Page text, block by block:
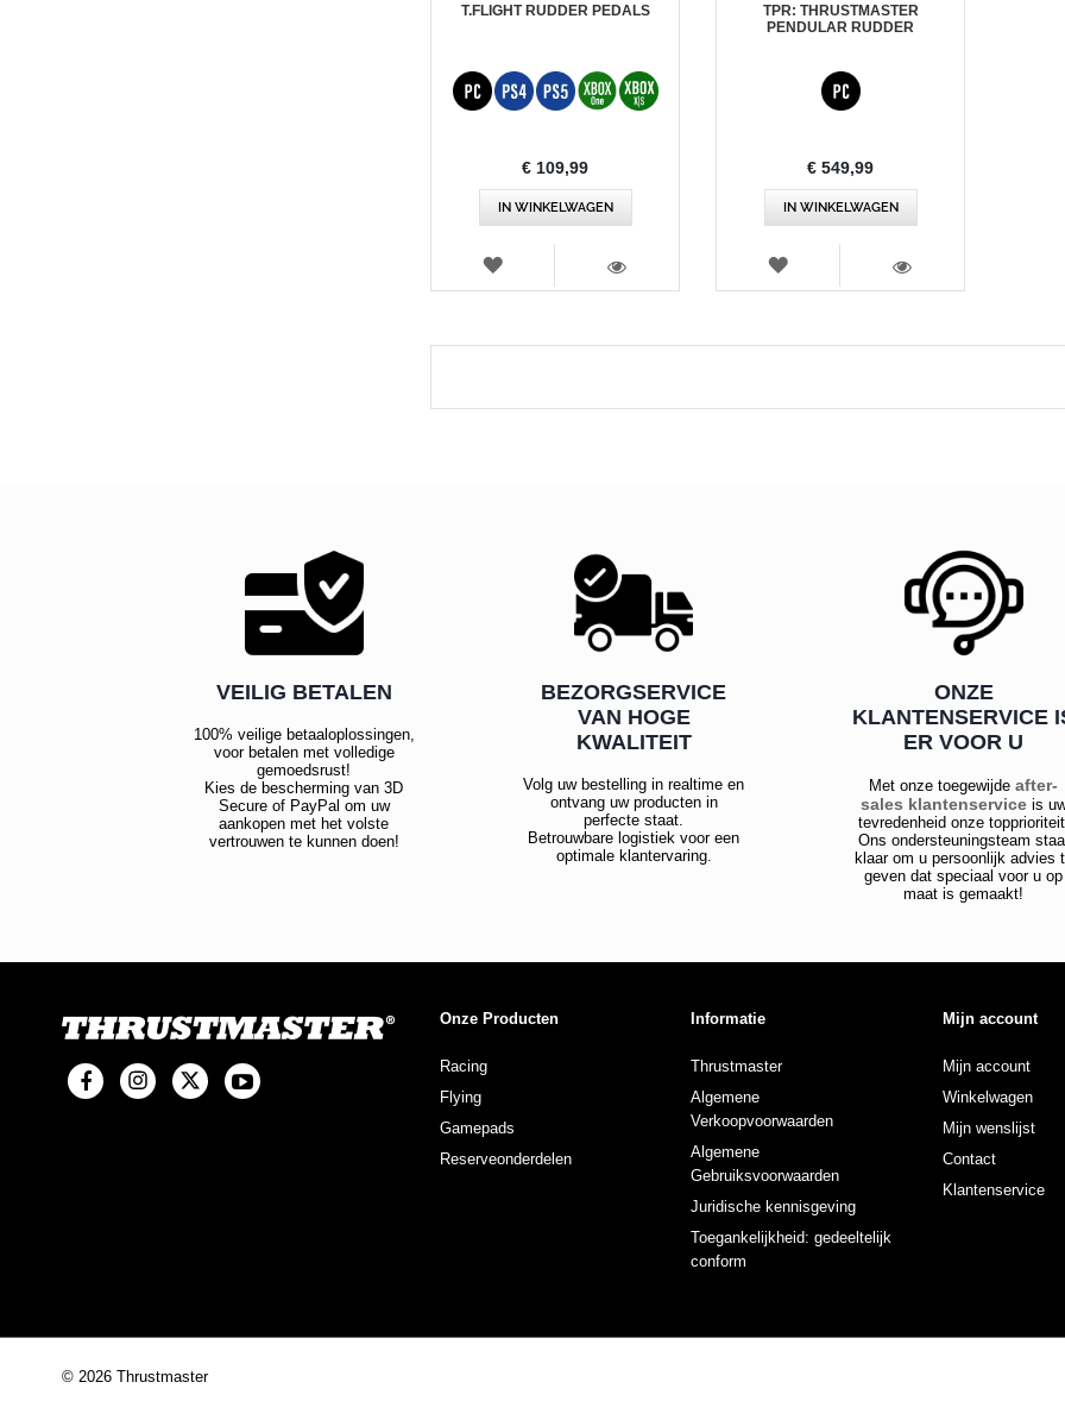
T.FLIGHT RUDDER PEDALS
€ 109,99
IN WINKELWAGEN
VERLANGLIJST
TPR: THRUSTMASTER
PENDULAR RUDDER
€ 549,99
IN WINKELWAGEN
VERLANGLIJST
VEILIG BETALEN
100% veilige betaaloplossingen,
voor betalen met volledige
gemoedsrust!
Kies de bescherming van 3D
Secure of PayPal om uw
aankopen met het volste
vertrouwen te kunnen doen!
BEZORGSERVICE
VAN HOGE
KWALITEIT
Volg uw bestelling in realtime en
ontvang uw producten in
perfecte staat.
Betrouwbare logistiek voor een
optimale klantervaring.
ONZE
KLANTENSERVICE
ER VOOR U
Met onze toegewijdeafter-
sales klantenserviceis
tevredenheid onze
Ons ondersteuningsteam
klaar om u persoonlijk advies
geven dat speciaal voor u op
maat is gemaakt!
Onze Producten
Racing
Flying
Gamepads
Reserveonderdelen
Informatie
Thrustmaster
Algemene
Verkoopvoorwaarden
Algemene
Gebruiksvoorwaarden
Juridische kennisgeving
Toegankelijkheid: gedeeltelijk
conform
Mijn account
Mijn account
Winkelwagen
Mijn wenslijst
Contact
Klantenservice
© 2026 Thrustmaster